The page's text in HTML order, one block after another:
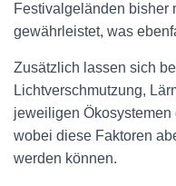
Festivalgeländen bisher
gewährleistet, was
Zusätzlich lassen sich
Lichtverschmutzung,
jeweiligen
wobei diese Faktoren
werden können.